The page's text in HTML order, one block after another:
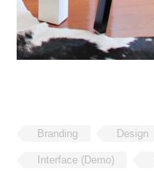
Branding Design
Interface (Demo)